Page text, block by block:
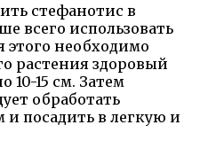
стефанотис в
всего использовать
этого необходимо
растения здоровый
10-15 см. Затем
обработать
посадить в легкую и